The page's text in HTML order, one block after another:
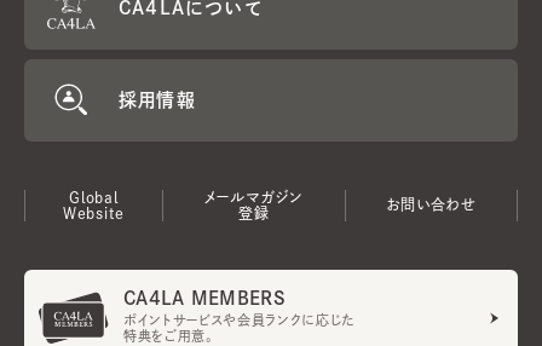
CA4LAについて
採用情報
Global
Website
メールマガジン
登録
お問い合わせ
CA4LA MEMBERS
ポイントサービスや会員ランクに応じた
特典をご用意。